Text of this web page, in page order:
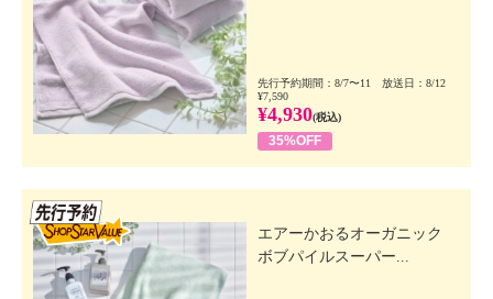
先行予約期間：8/7〜11 放送日：8/12
¥7,590
¥4,930(税込)
35%OFF
エアーかおるオーガニック
ボブパイルスーパー...